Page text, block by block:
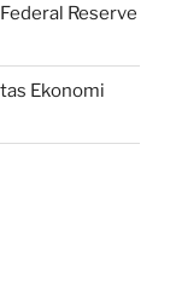
Reserve
Ekonomi